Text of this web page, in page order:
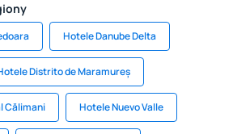
Hotele Danube Delta
Distrito de Maramureș
Călimani Hotele Nuevo Valle